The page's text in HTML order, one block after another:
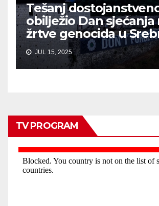
Tešanj
obilježio Dan sjećanja
žrtve genocida u
JUL 15, 2025
TV PROGRAM